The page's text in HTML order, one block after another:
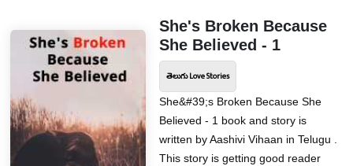
She's Broken Because
She Believed ️️- 1
తెలుగు Love Stories
She&#39;s Broken Because She
Believed ️️- 1 book and story is
written by Aashivi Vihaan in Telugu .
This story is getting good reader